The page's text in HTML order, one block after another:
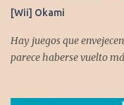
[Wii] Okami
Hay juegos que
parece haberse vuelto